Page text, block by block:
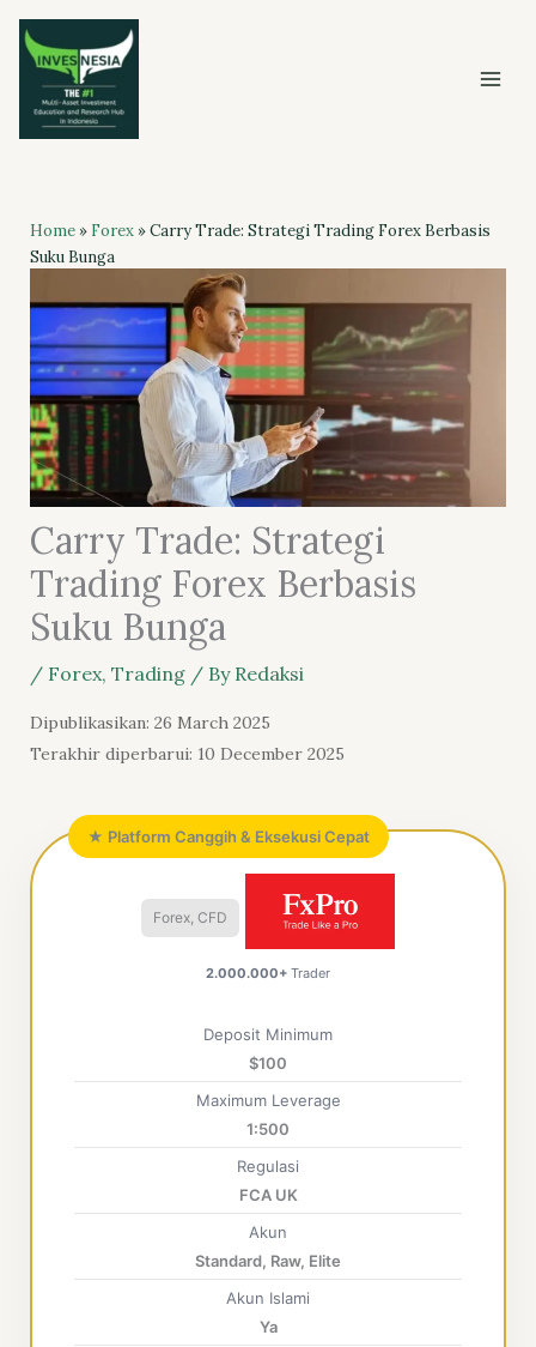
Skip
content
Home» Forex»Carry Trade: Strategi Trading Forex Berbasis
Suku Bunga
Carry Trade: Strategi
Trading Forex Berbasis
Suku Bunga
/ Forex, Trading/ By Redaksi
Dipublikasikan: 26 March 2025
Terakhir diperbarui: 10 December 2025
★ Platform Canggih & Eksekusi Cepat
Forex, CFD
2.000.000+ Trader
Deposit Minimum
$100
Maximum Leverage
1:500
Regulasi
FCA UK
Akun
Standard, Raw, Elite
Akun Islami
Ya